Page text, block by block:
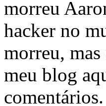
morreu
hacker no
morreu,
meu blog